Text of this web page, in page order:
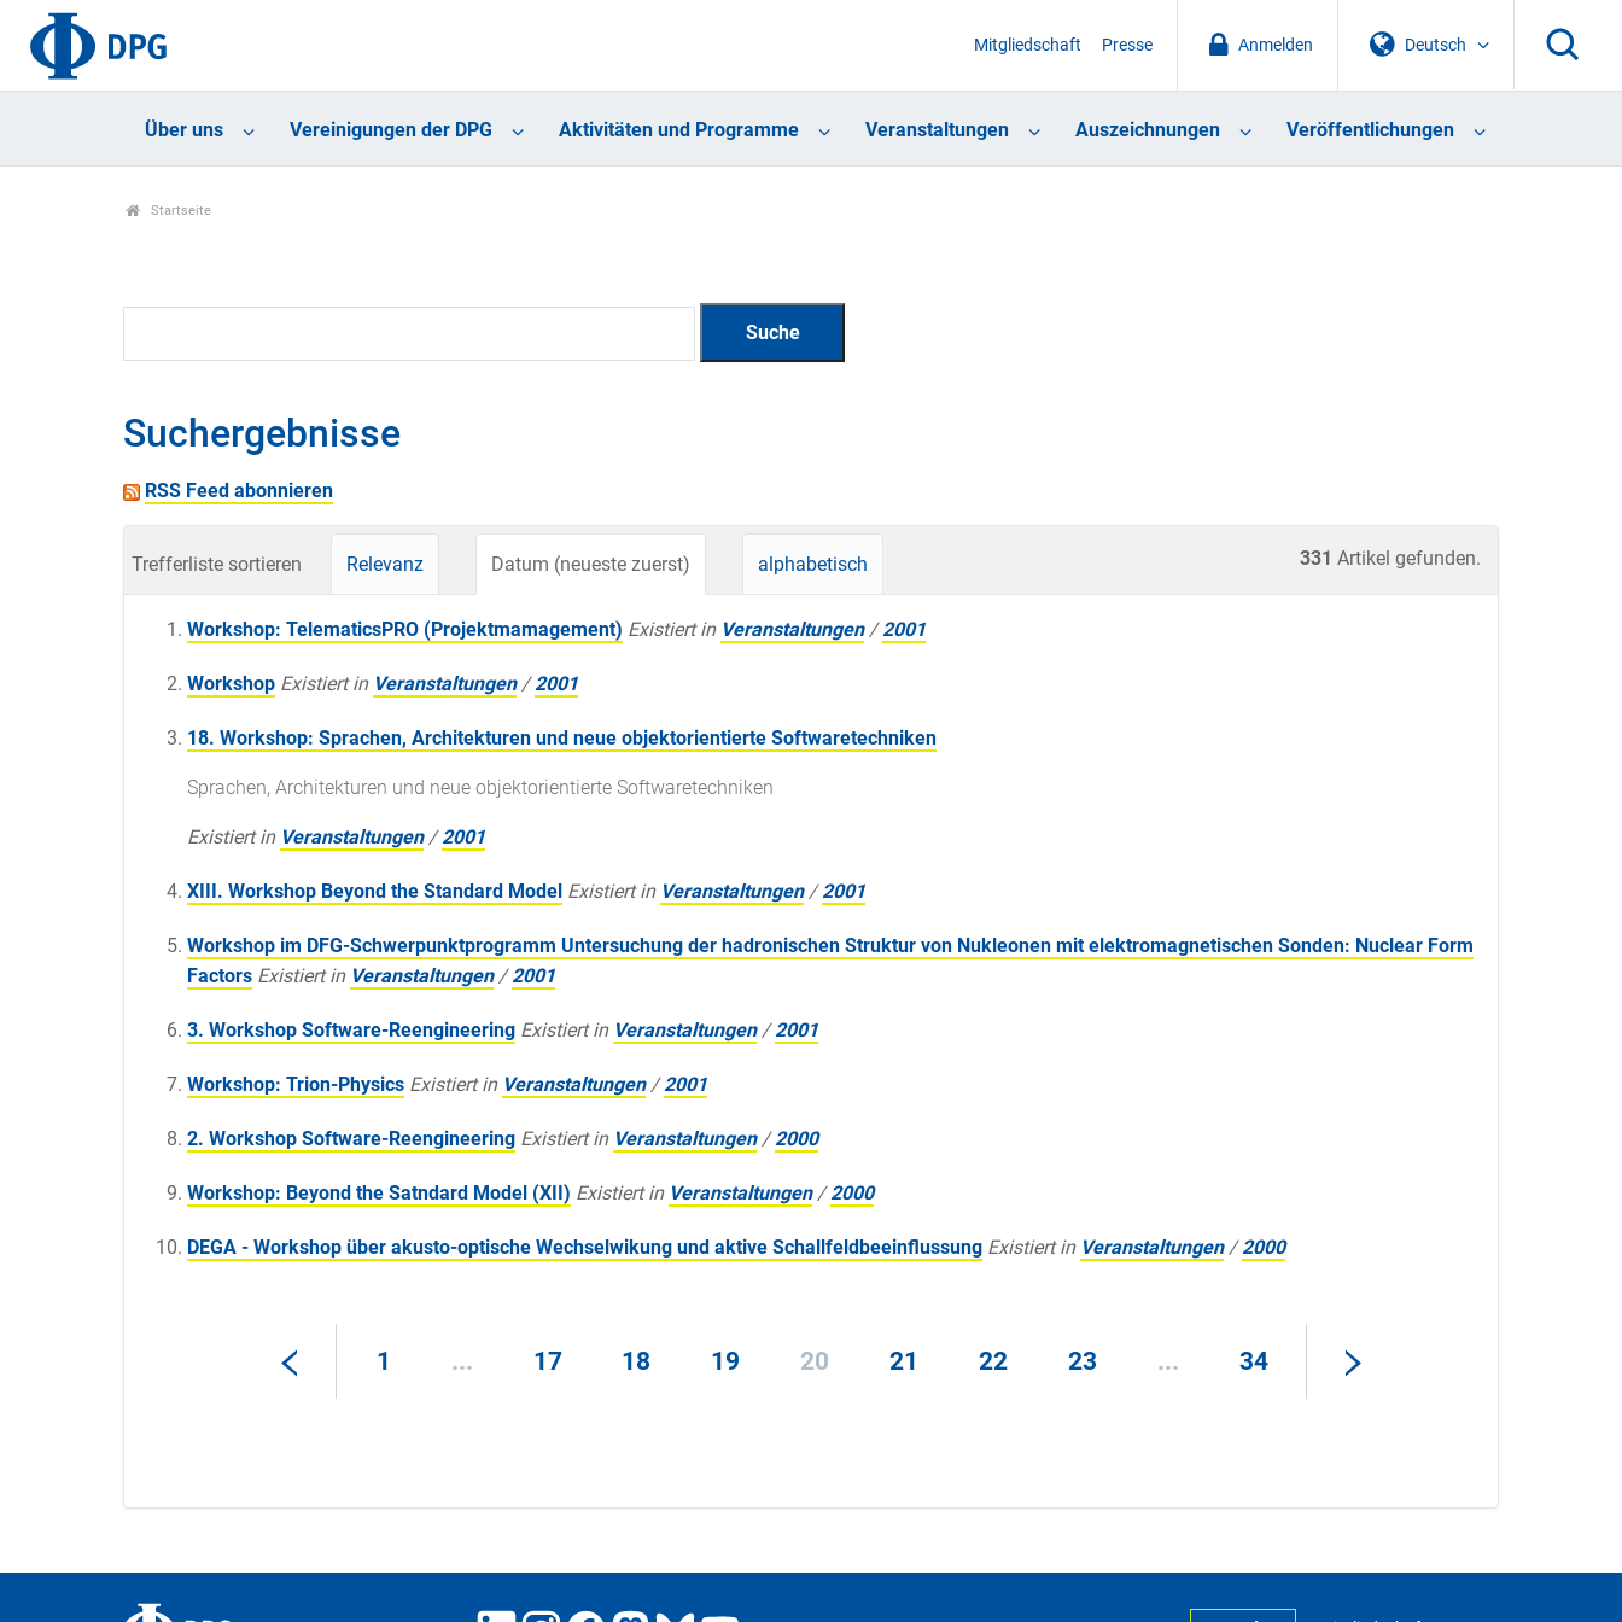
Deutsch
Anmelden
Mitgliedschaft Presse
Über uns Vereinigungen der DPG Aktivitäten und Programme Veranstaltungen Auszeichnungen Veröffentlichungen
Startseite
Suchergebnisse
RSS Feed abonnieren
331 Artikel gefunden.
Trefferliste sortieren Relevanz Datum (neueste zuerst) alphabetisch
Workshop: TelematicsPRO (Projektmamagement) Existiert in Veranstaltungen /2001
Workshop Existiert in Veranstaltungen /2001
18. Workshop: Sprachen, Architekturen und neue objektorientierte Softwaretechniken
Sprachen, Architekturen und neue objektorientierte Softwaretechniken
Existiert in Veranstaltungen /2001
XIII. Workshop Beyond the Standard Model Existiert in Veranstaltungen /2001
Workshop im DFG-Schwerpunktprogramm Untersuchung der hadronischen Struktur von Nukleonen mit elektromagnetischen Sonden: Nuclear Form
Factors Existiert in Veranstaltungen /2001
3. Workshop Software-Reengineering Existiert in Veranstaltungen /2001
Workshop: Trion-Physics Existiert in Veranstaltungen /2001
2. Workshop Software-Reengineering Existiert in Veranstaltungen /2000
Workshop: Beyond the Satndard Model (XII) Existiert in Veranstaltungen /2000
DEGA - Workshop über akusto-optische Wechselwikung und aktive Schallfeldbeeinflussung Existiert in Veranstaltungen /2000
1 ... 17 18 19 20 21 22 23 ... 34